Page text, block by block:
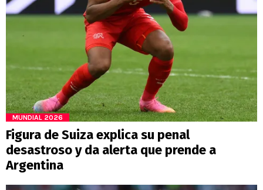
MUNDIAL 2026
Figura de Suiza explica su penal
desastroso y da alerta que prende a
Argentina